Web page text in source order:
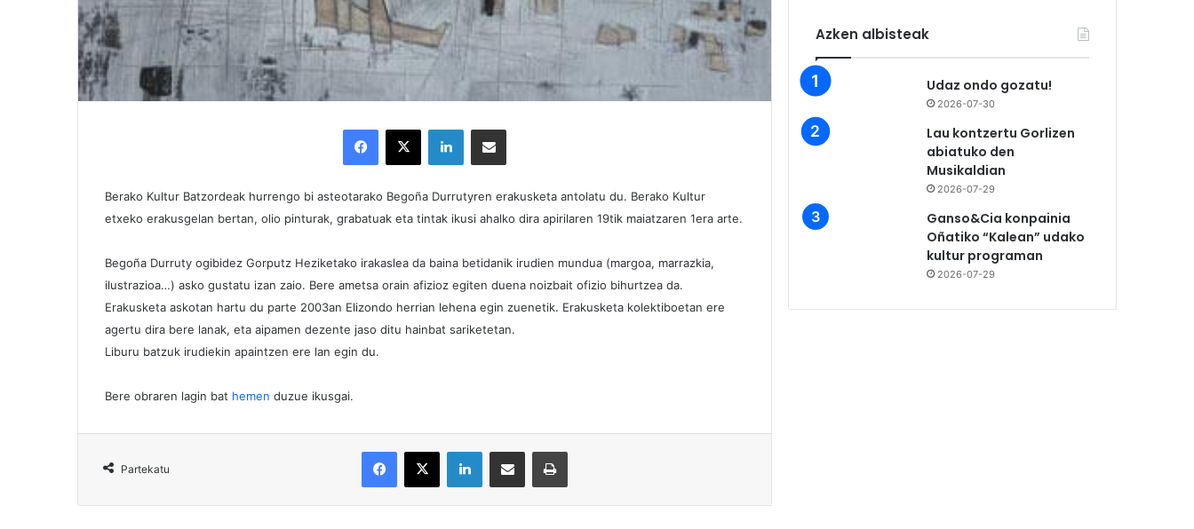
Berako Kultur Batzordeak hurrengo bi asteotarako Begoña Durrutyren erakusketa antolatu du. Berako Kultur
etxeko erakusgelan bertan, olio pinturak, grabatuak eta tintak ikusi ahalko dira apirilaren 19tik maiatzaren 1era arte.
Begoña Durruty ogibidez Gorputz Heziketako irakaslea da baina betidanik irudien mundua (margoa, marrazkia,
ilustrazioa…) asko gustatu izan zaio. Bere ametsa orain afizioz egiten duena noizbait ofizio bihurtzea da.
Erakusketa askotan hartu du parte 2003an Elizondo herrian lehena egin zuenetik. Erakusketa kolektiboetan ere
agertu dira bere lanak, eta aipamen dezente jaso ditu hainbat sariketetan.
Liburu batzuk irudiekin apaintzen ere lan egin du.
Bere obraren lagin bat hemen duzue ikusgai.
Partekatu
Azken albisteak
Udaz ondo gozatu!
2026-07-30
Lau kontzertu Gorlizen
abiatuko den
Musikaldian
2026-07-29
Ganso&Cia konpainia
Oñatiko “Kalean” udako
kultur programan
2026-07-29